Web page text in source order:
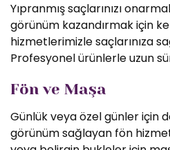
Yıpranmış saçlarınızı
görünüm kazandırmak için
hizmetlerimizle saçlarınıza
Profesyonel ürünlerle uzun
Fön ve Maşa
Günlük veya özel günler için
görünüm sağlayan fön